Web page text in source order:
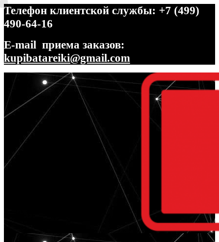
Телефон клиентской службы: +7 (499)
490-64-16
E-mail приема заказов:
kupibatareiki@gmail.com
Перейти
навигации
Перейти
содержимому